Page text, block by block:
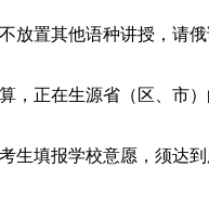
置其他语种讲授，请俄
正在生源省（区、市）
填报学校意愿，须达到